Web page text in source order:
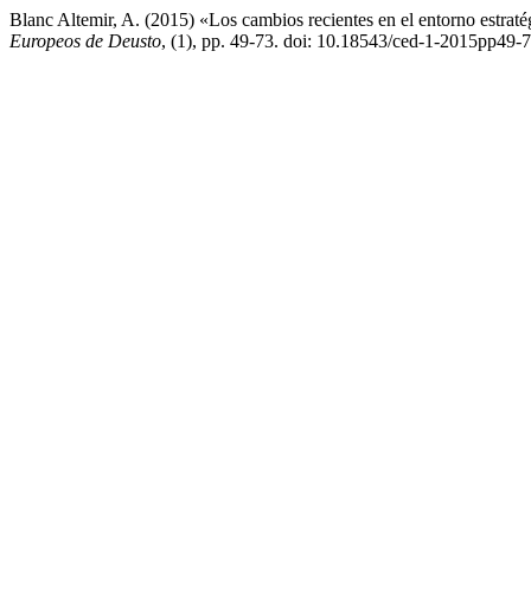
Blanc Altemir, A. (2015) «Los cambios recientes en el entorno
Europeos de Deusto, (1), pp. 49-73. doi: 10.18543/ced-1-2015pp49-